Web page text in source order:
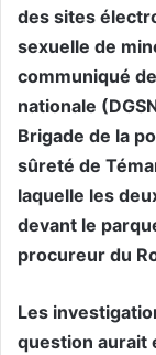
des sites
sexuelle de
communiqué
nationale
Brigade de la
sûreté de
laquelle les
devant le
procureur du
Les
question aurait